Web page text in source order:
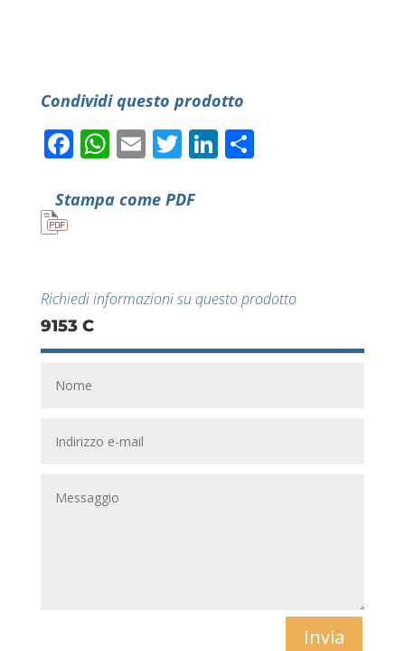
Condividi questo prodotto
Facebook
WhatsApp
EmailTwitter
LinkedIn
Condividi
Stampa come PDF
Richiedi informazioni su questo prodotto
9153 C
Invia